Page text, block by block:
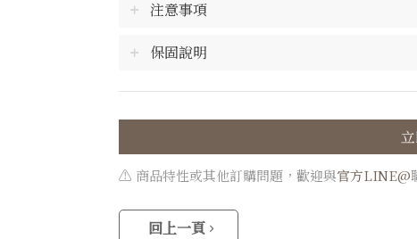
注意事項
保固說明
⚠️ 商品特性或其他訂購問題，歡迎與官方LINE@
回上一頁